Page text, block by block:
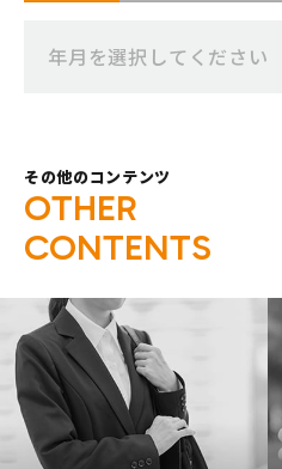
年月を選択してください
その他のコンテンツ
OTHER
CONTENTS